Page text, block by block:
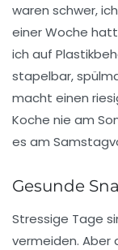
waren schwer,
einer Woche
ich auf
stapelbar,
macht einen
Koche nie am
es am
Gesunde
Stressige Tage
vermeiden. Aber